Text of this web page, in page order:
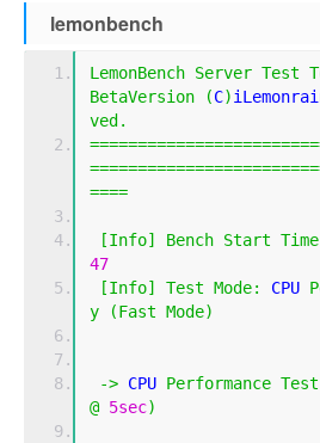
lemonbench
LemonBench Server Test
BetaVersion
(C)
ved.
====
[Info] Bench Start Time
47
[Info] Test Mode: CPU
y
(Fast Mode)
-> CPU Performance Test
@ 5sec)